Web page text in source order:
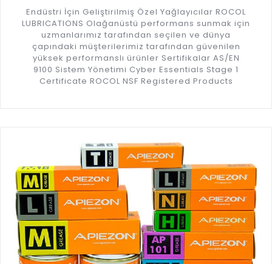
Endüstri İçin Geliştirilmiş Özel Yağlayıcılar ROCOL
LUBRICATIONS Olağanüstü performans sunmak için
uzmanlarımız tarafından seçilen ve dünya
çapındaki müşterilerimiz tarafından güvenilen
yüksek performanslı ürünler Sertifikalar AS/EN
9100 Sistem Yönetimi Cyber Essentials Stage 1
Certificate ROCOL NSF Registered Products